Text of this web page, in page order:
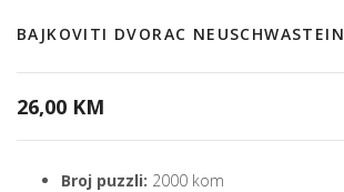
BAJKOVITI DVORAC NEUSCHWASTEIN
26,00 KM
Broj puzzli: 2000 kom